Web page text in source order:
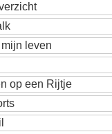
leven
op een Rijtje